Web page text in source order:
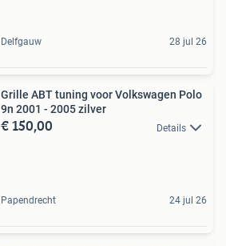
Delfgauw 28 jul 26
Grille ABT tuning voor Volkswagen Polo
9n 2001 - 2005 zilver
€ 150,00 Details
Papendrecht 24 jul 26